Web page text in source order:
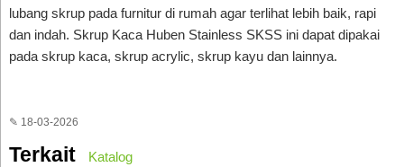
lubang skrup pada furnitur di rumah agar terlihat lebih baik, rapi
dan indah. Skrup Kaca Huben Stainless SKSS ini dapat dipakai
pada skrup kaca, skrup acrylic, skrup kayu dan lainnya.
✎ 18-03-2026
Terkait Katalog